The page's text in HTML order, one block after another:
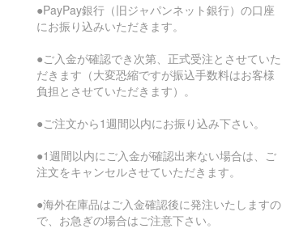
●PayPay銀行（旧ジャパンネット銀行）の口座
にお振り込みいただきます。
●ご入金が確認でき次第、正式受注とさせていた
だきます（大変恐縮ですが振込手数料はお客様
負担とさせていただきます）。
●ご注文から1週間以内にお振り込み下さい。
●1週間以内にご入金が確認出来ない場合は、ご
注文をキャンセルさせていただきます。
●海外在庫品はご入金確認後に発注いたしますの
で、お急ぎの場合はご注意下さい。